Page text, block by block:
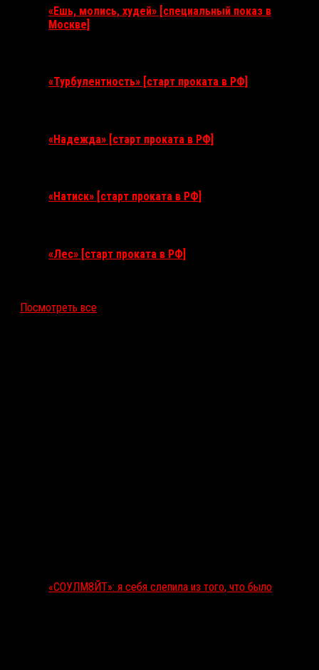
«Ешь, молись, худей» [специальный показ в
Москве]
«Турбулентность» [старт проката в РФ]
«Надежда» [старт проката в РФ]
«Натиск» [старт проката в РФ]
«Лес» [старт проката в РФ]
Посмотреть все
«СОУЛМ8ЙТ»: я себя слепила из того, что было